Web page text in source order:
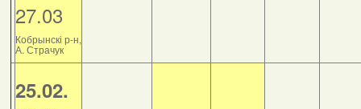
27.03
Кобрынскі р-н,
А. Страчук
25.02.